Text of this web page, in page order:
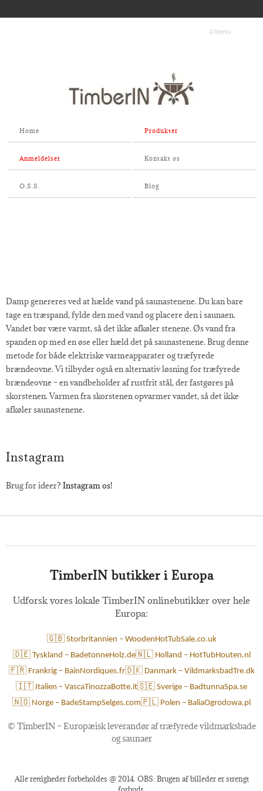
0 Items
Home Produkter
Anmeldelser Kontakt os
O.S.S. Blog
Hvordan genererer jeg damp i saunaen?
Damp genereres ved at hælde vand på saunastenene. Du kan bare
tage en træspand, fylde den med vand og placere den i saunaen.
Vandet bør være varmt, så det ikke afkøler stenene. Øs vand fra
spanden op med en øse eller hæld det på saunastenene. Brug denne
metode for både elektriske varmeapparater og træfyrede
brændeovne. Vi tilbyder også en alternativ løsning for træfyrede
brændeovne – en vandbeholder af rustfrit stål, der fastgøres på
skorstenen. Varmen fra skorstenen opvarmer vandet, så det ikke
afkøler saunastenene.
Instagram
Brug for ideer? Instagram os!
TimberIN butikker i Europa
Udforsk vores lokale TimberIN onlinebutikker over hele
Europa:
🇬🇧 Storbritannien – WoodenHotTubSale.co.uk
🇩🇪 Tyskland – BadetonneHolz.de🇳🇱 Holland – HotTubHouten.nl
🇫🇷 Frankrig – BainNordiques.fr🇩🇰 Danmark – VildmarksbadTre.dk
🇮🇹 Italien – VascaTinozzaBotte.it🇸🇪 Sverige – BadtunnaSpa.se
🇳🇴 Norge – BadeStampSelges.com🇵🇱 Polen – BaliaOgrodowa.pl
© TimberIN – Europæisk leverandør af træfyrede vildmarksbade
og saunaer
Alle rettigheder forbeholdes @ 2014. OBS: Brugen af billeder er strengt